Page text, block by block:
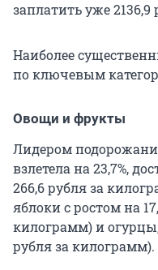
заплатить уже 2136,9
Наиболее
по ключевым
Овощи и фрукты
Лидером
взлетела на 23,7%,
266,6 рубля за
яблоки с ростом на
килограмм) и
рубля за килограмм).